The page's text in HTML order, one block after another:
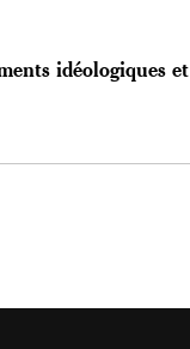
idéologiques et